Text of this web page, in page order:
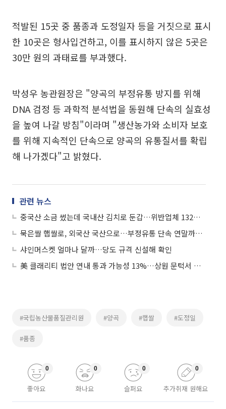
적발된 15곳 중 품종과 도정일자 등을 거짓으로 표시
한 10곳은 형사입건하고, 이를 표시하지 않은 5곳은
30만 원의 과태료를 부과했다.
박성우 농관원장은 "양곡의 부정유통 방지를 위해
DNA 검정 등 과학적 분석법을 동원해 단속의 실효성
을 높여 나갈 방침"이라며 "생산농가와 소비자 보호
를 위해 지속적인 단속으로 양곡의 유통질서를 확립
해 나가겠다"고 밝혔다.
관련 뉴스
중국산 소금 썼는데 국내산 김치로 둔갑…위반업체 132곳 적발
묵은쌀 햅쌀로, 외국산 국산으로…부정유통 단속 연말까지 연장
샤인머스켓 얼마나 달까…당도 규격 신설해 확인
美 클래리티 법안 연내 통과 가능성 13%…상원 문턱서 제동
#국립농산물품질관리원 #양곡 #햅쌀 #도정일
#품종
좋아요
0
화나요
0
슬퍼요
0
추가취재 원해요
0